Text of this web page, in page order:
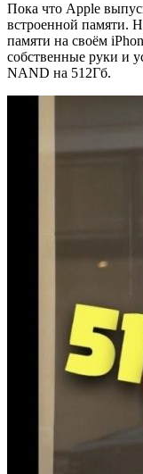
Пока что Apple
встроенной памяти.
памяти на своём
собственные руки и
NAND на 512Гб.